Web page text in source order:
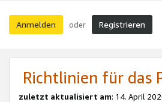
Anmelden oder Registrieren
Richtlinien für das
zuletzt aktualisiert am: 14. April